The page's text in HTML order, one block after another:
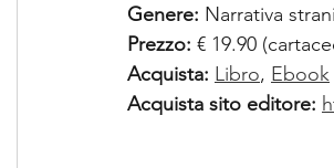
Genere: Narrativa
Prezzo: € 19.90
Acquista: Libro, Ebook
Acquista sito editore: